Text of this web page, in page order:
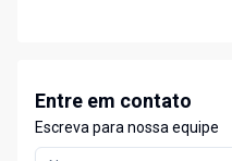
Entre em contato
Escreva para nossa equipe